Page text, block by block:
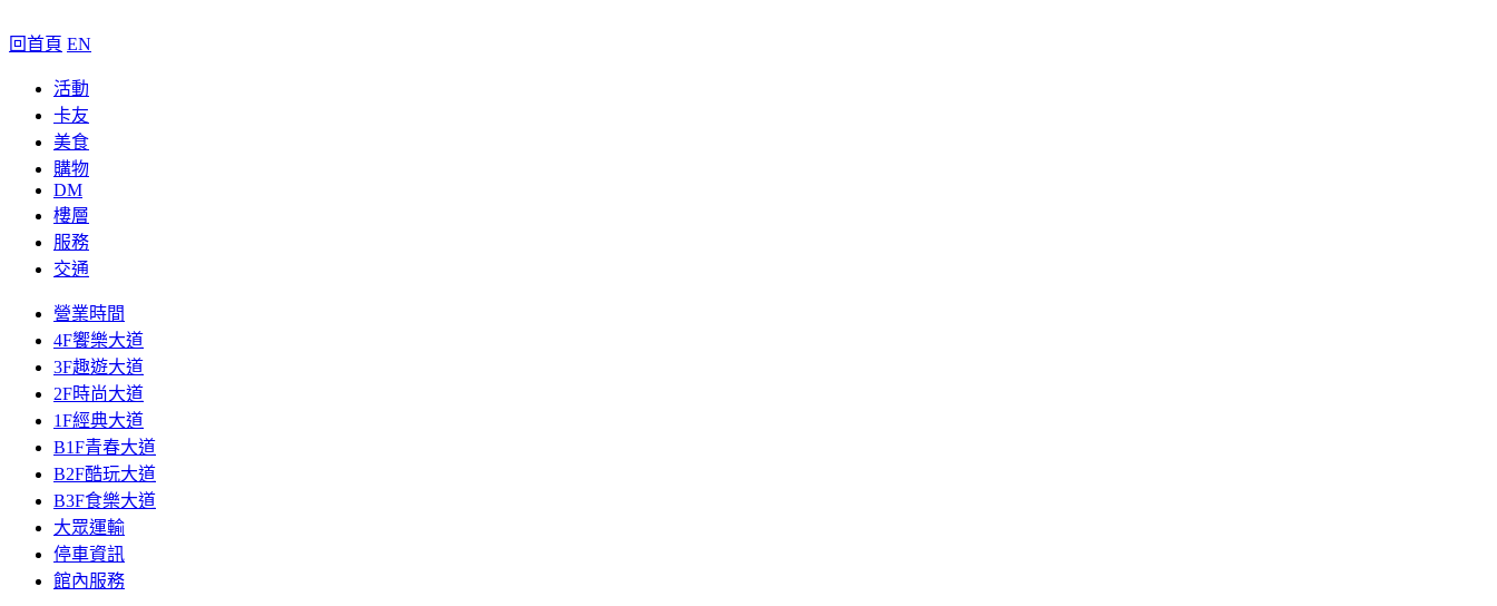
回首頁 EN
活動
卡友
美食
購物
DM
樓層
服務
交通
營業時間
4F饗樂大道
3F趣遊大道
2F時尚大道
1F經典大道
B1F青春大道
B2F酷玩大道
B3F食樂大道
大眾運輸
停車資訊
館內服務